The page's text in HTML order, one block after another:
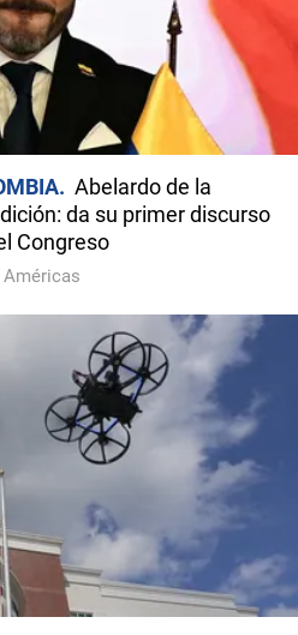
Abelardo de la
da su primer discurso
Congreso
Américas